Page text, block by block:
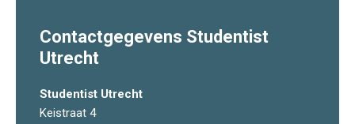
Contactgegevens Studentist
Utrecht
Studentist Utrecht
Keistraat 4